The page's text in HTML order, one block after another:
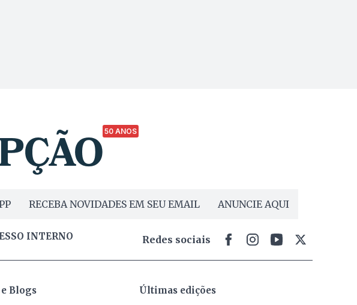
50 ANOS
RECEBA NOVIDADES EM SEU EMAIL ANUNCIE AQUI
INTERNO Redes sociais
Blogs Últimas edições